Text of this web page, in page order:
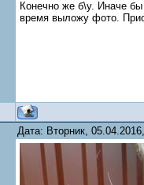
Конечно же б\у. Иначе
время выложу фото.
Дата: Вторник,